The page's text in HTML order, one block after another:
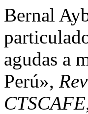
Bernal
agudas a
Perú»,
CTSCAFE